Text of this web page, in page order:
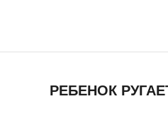
РЕБЕНОК